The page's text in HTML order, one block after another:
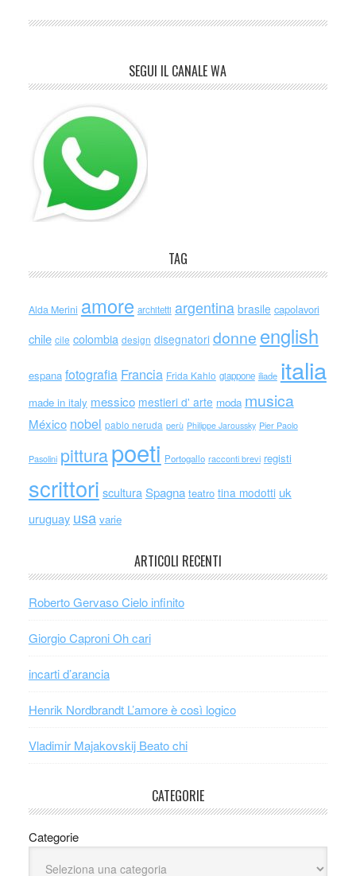
SEGUI IL CANALE WA
TAG
Alda Merini amore architetti argentina brasile capolavori
chile cile colombia design disegnatori donne english
espana fotografia Francia Frida Kahlo giappone iliade italia
made in italy messico mestieri d' arte moda musica
México nobel pablo neruda perù Philippe Jaroussky Pier Paolo
Pasolini pitturapoeti Portogallo racconti brevi registi
scrittori scultura Spagna teatro tina modotti uk
uruguay usa varie
ARTICOLI RECENTI
Roberto Gervaso Cielo infinito
Giorgio Caproni Oh cari
incarti d’arancia
Henrik Nordbrandt L’amore è così logico
Vladimir Majakovskij Beato chi
CATEGORIE
Categorie